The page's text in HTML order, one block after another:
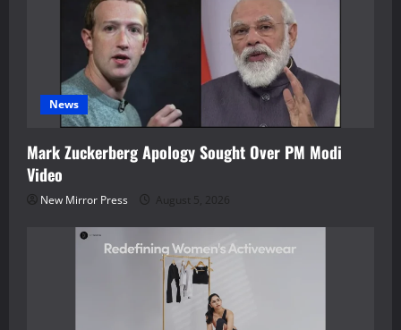
News
Mark Zuckerberg Apology Sought Over PM Modi
Video
New Mirror Press August 5, 2026